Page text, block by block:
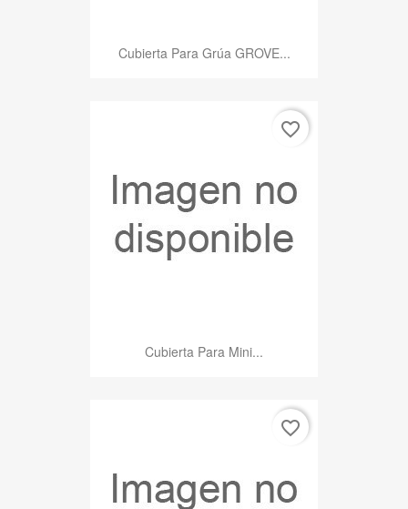
Cubierta Para Grúa GROVE...
Cubierta Para Mini...
favorite_border
favorite_border